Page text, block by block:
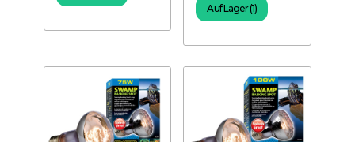
Auf Lager (1)